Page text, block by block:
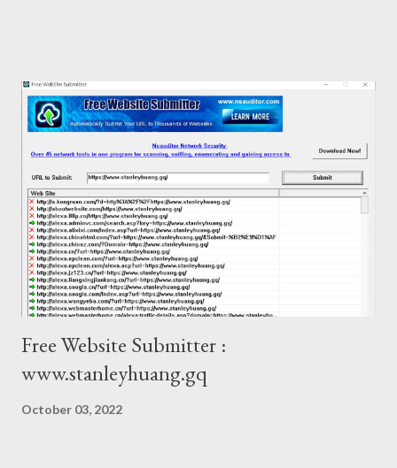
Free Website Submitter :
www.stanleyhuang.gq
October 03, 2022